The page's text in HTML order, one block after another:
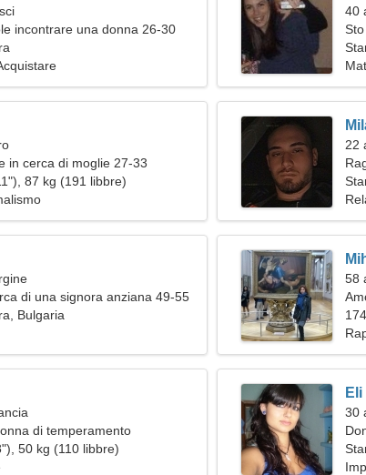
incontrare una donna 26-30
40
in cerca di moglie 27-33
87 kg (191 libbre)
22
di una signora anziana 49-55
Bulgaria
58
di temperamento
50 kg (110 libbre)
Eli
30